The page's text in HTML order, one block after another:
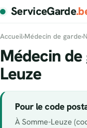
ServiceGarde
Accueil›Médecin de garde›
Médecin
Leuze
Pour le code
À Somme-Leuze